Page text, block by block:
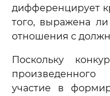
дифференцирует
того, выражена
отношения с
Поскольку
участие в